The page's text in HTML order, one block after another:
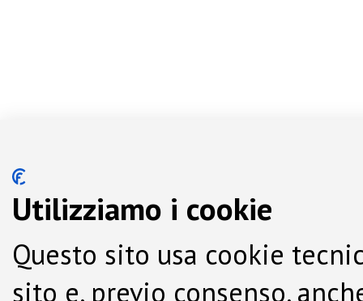
Utilizziamo i cookie
Questo sito usa cookie
sito e, previo consenso,